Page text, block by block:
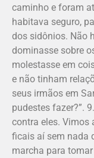
caminho e foram
habitava seguro,
dos sidônios. Não
dominasse sobre
molestasse em
e não tinham
seus irmãos em
pudestes fazer?”.
contra eles. Vimos
ficais aí sem nada
marcha para